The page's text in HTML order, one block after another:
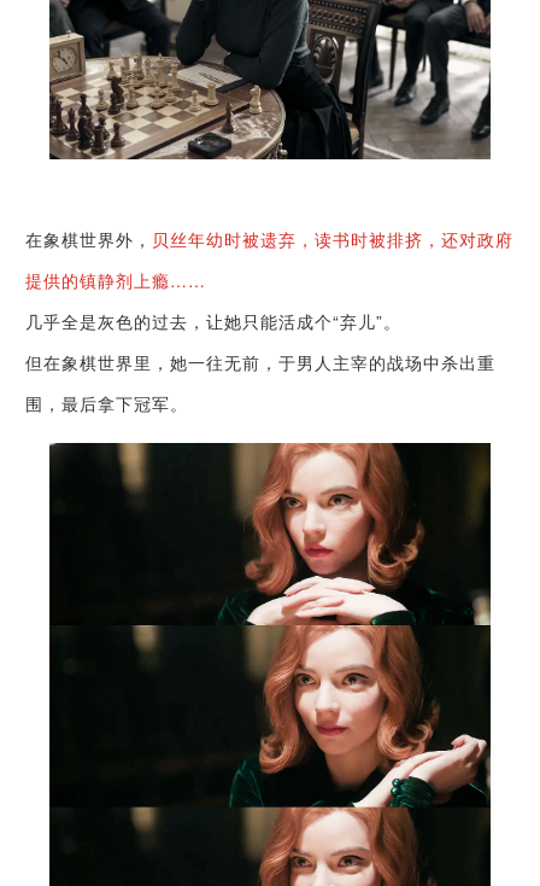
在象棋世界外， 贝丝年幼时被遗弃，读书时被排挤，还对政府
提供的镇静剂上瘾……
几乎全是灰色的过去，让她只能活成个“弃儿”。
但在象棋世界里，她一往无前，于男人主宰的战场中杀出重
围，最后拿下冠军。